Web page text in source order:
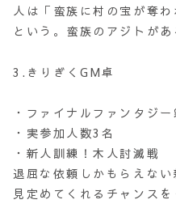
人は「蛮族に村の宝が奪
という。蛮族のアジトが
3.きりぎくGM卓
・ファイナルファンタジー
・実参加人数3名
・新人訓練！木人討滅戦
退屈な依頼しかもらえな
見定めてくれるチャンス